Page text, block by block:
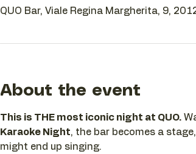
QUO Bar, Viale Regina Margherita, 9,
About the event
This is THE most iconic night at QUO.
Karaoke Night, the bar becomes a
might end up singing.